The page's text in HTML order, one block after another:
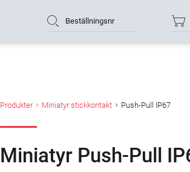
Beställningsnr
Produkter Miniatyr stickkontakt Push-Pull IP67
Miniatyr Push-Pull